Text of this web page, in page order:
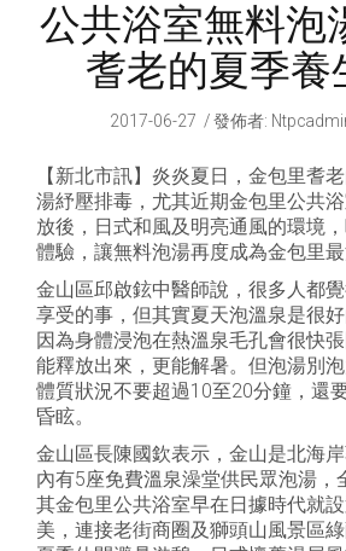
公共浴室無料泡
耆老的夏季養
2017-06-27 發佈者:
【新北市訊】炎炎夏日，金包里耆
湯紓壓排毒，尤其近期金包里公共
放後，日式和風及明亮通風的環境
體驗，讓無料泡湯再度成為金包里最
金山區邱啟鉉中醫師說，很多人都
享受的事，但其實夏天泡溫泉是很
因為身體浸泡在熱溫泉毛孔會很快
能釋放出來，更能解暑。但泡湯別
體質狀況不要超過10至20分鐘，還
昏眩。
金山區長陳國欽表示，金山是北海
內有5座免費溫泉澡堂供民眾泡湯，
其金包里公共浴室早在日據時代就
美，連接老街商圈及獅頭山風景區